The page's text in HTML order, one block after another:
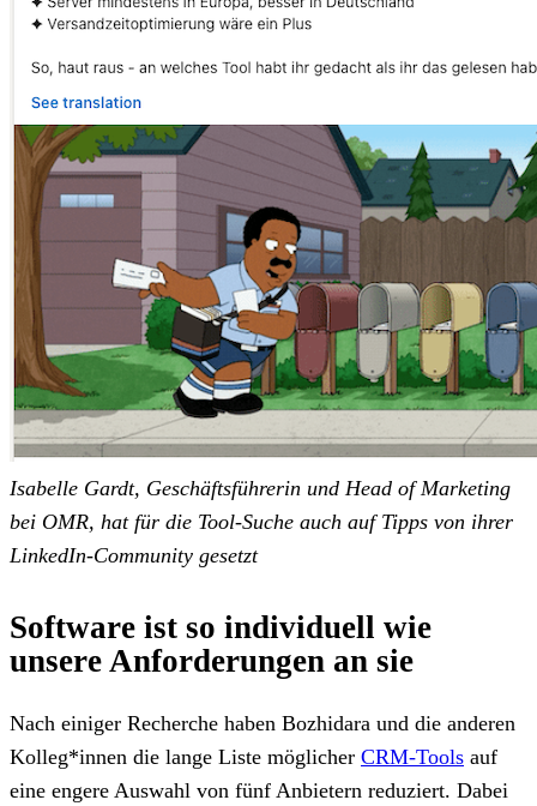
Isabelle Gardt, Geschäftsführerin und Head of Marketing
bei OMR, hat für die Tool-Suche auch auf Tipps von ihrer
LinkedIn-Community gesetzt
Software ist so individuell wie
unsere Anforderungen an sie
Nach einiger Recherche haben Bozhidara und die anderen
Kolleg*innen die lange Liste möglicher CRM-Tools auf
eine engere Auswahl von fünf Anbietern reduziert. Dabei